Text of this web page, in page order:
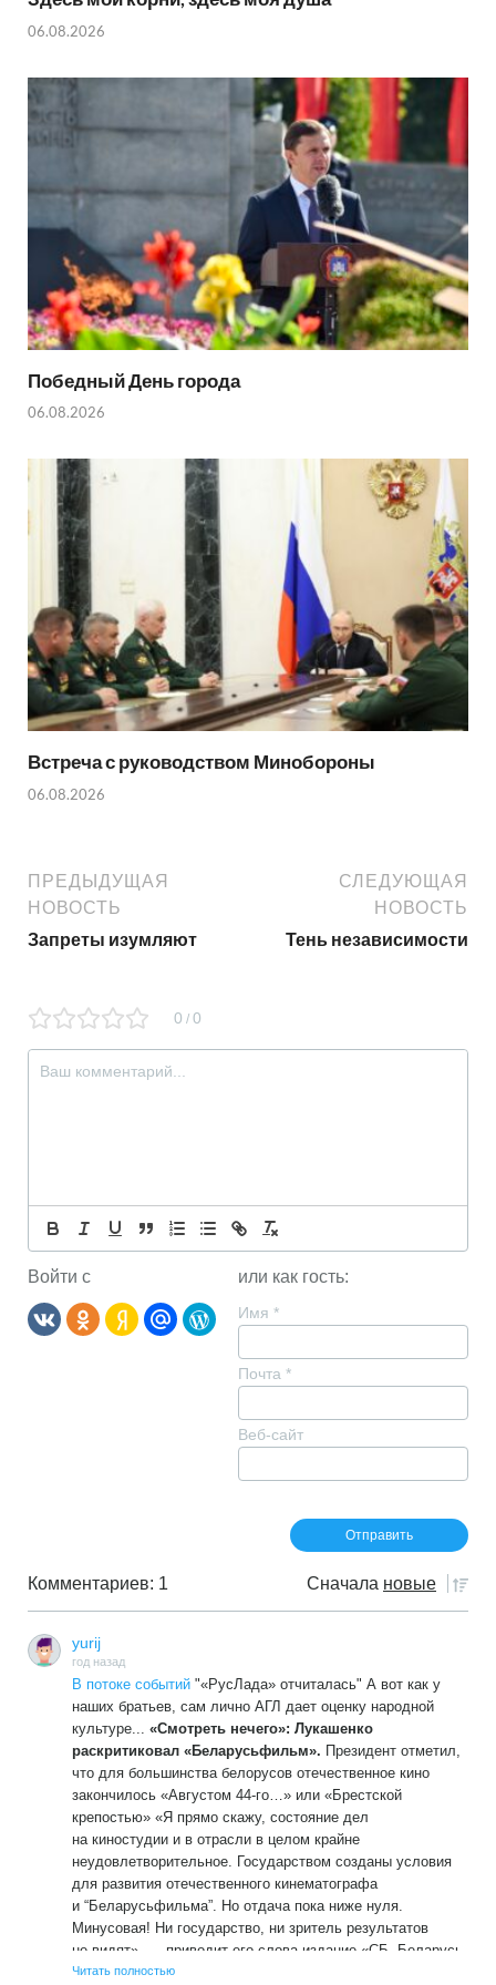
06.08.2026
Победный День города
06.08.2026
Встреча с руководством Минобороны
06.08.2026
ПРЕДЫДУЩАЯ
НОВОСТЬ
Запреты изумляют
СЛЕДУЮЩАЯ
НОВОСТЬ
Тень независимости
0 / 0
Войти с или как гость:
Имя *
Почта *
Веб-сайт
Комментариев: 1 Сначала новые
yurij
год назад
В потоке событий "«РусЛада» отчиталась" А вот как у
наших братьев, сам лично АГЛ дает оценку народной
культуре... «Смотреть нечего»: Лукашенко
раскритиковал «Беларусьфильм». Президент отметил,
что для большинства белорусов отечественное кино
закончилось «Августом 44-го…» или «Брестской
крепостью» «Я прямо скажу, состояние дел
на киностудии и в отрасли в целом крайне
неудовлетворительное. Государством созданы условия
для развития отечественного кинематографа
и “Беларусьфильма”. Но отдача пока ниже нуля.
Минусовая! Ни государство, ни зритель результатов
не видят», — приводит его слова издание «СБ. Беларусь
сегодня». Президент отметил, что для большинства
Читать полностью